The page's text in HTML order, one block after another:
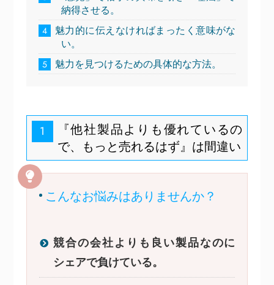
納得させる。
4
魅力的に伝えなければまったく意味がな
い。
5
魅力を見つけるための具体的な方法。
1
『他社製品よりも優れているの
で、もっと売れるはず』は間違い
こんなお悩みはありませんか？
競合の会社よりも良い製品なのに
シェアで負けている。